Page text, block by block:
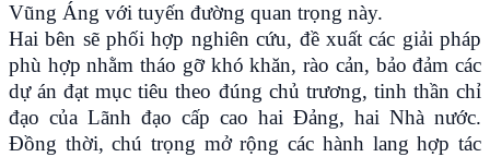
Vũng Áng với tuyến đường quan trọng này.
Hai bên sẽ phối hợp nghiên cứu, đề xuất các giải pháp
phù hợp nhằm tháo gỡ khó khăn, rào cản, bảo đảm các
dự án đạt mục tiêu theo đúng chủ trương, tinh thần chỉ
đạo của Lãnh đạo cấp cao hai Đảng, hai Nhà nước.
Đồng thời, chú trọng mở rộng các hành lang hợp tác